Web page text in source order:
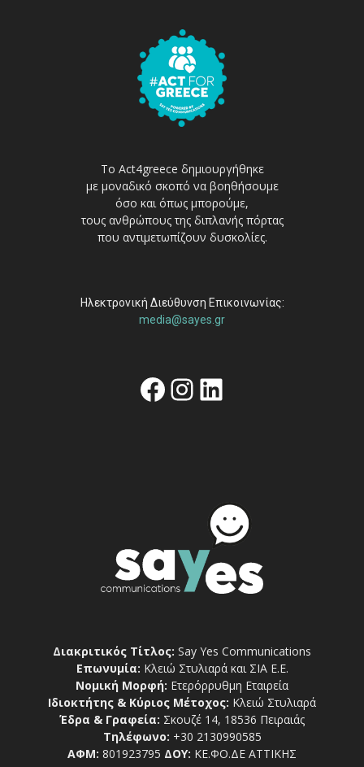
Το Act4greece δημιουργήθηκε
με μοναδικό σκοπό να βοηθήσουμε
όσο και όπως μπορούμε,
τους ανθρώπους της διπλανής πόρτας
που αντιμετωπίζουν δυσκολίες.
Ηλεκτρονική Διεύθυνση Επικοινωνίας:
media@sayes.gr
Facebook
Instagram
Linkedin
Διακριτικός Τίτλος: Say Yes Communications
Επωνυμία: Κλειώ Στυλιαρά και ΣΙΑ Ε.Ε.
Νομική Μορφή: Ετερόρρυθμη Εταιρεία
Ιδιοκτήτης & Κύριος Μέτοχος: Κλειώ Στυλιαρά
Έδρα & Γραφεία: Σκουζέ 14, 18536 Πειραιάς
Τηλέφωνο: +30 2130990585
ΑΦΜ: 801923795 ΔΟΥ: ΚΕ.ΦΟ.ΔΕ ΑΤΤΙΚΗΣ